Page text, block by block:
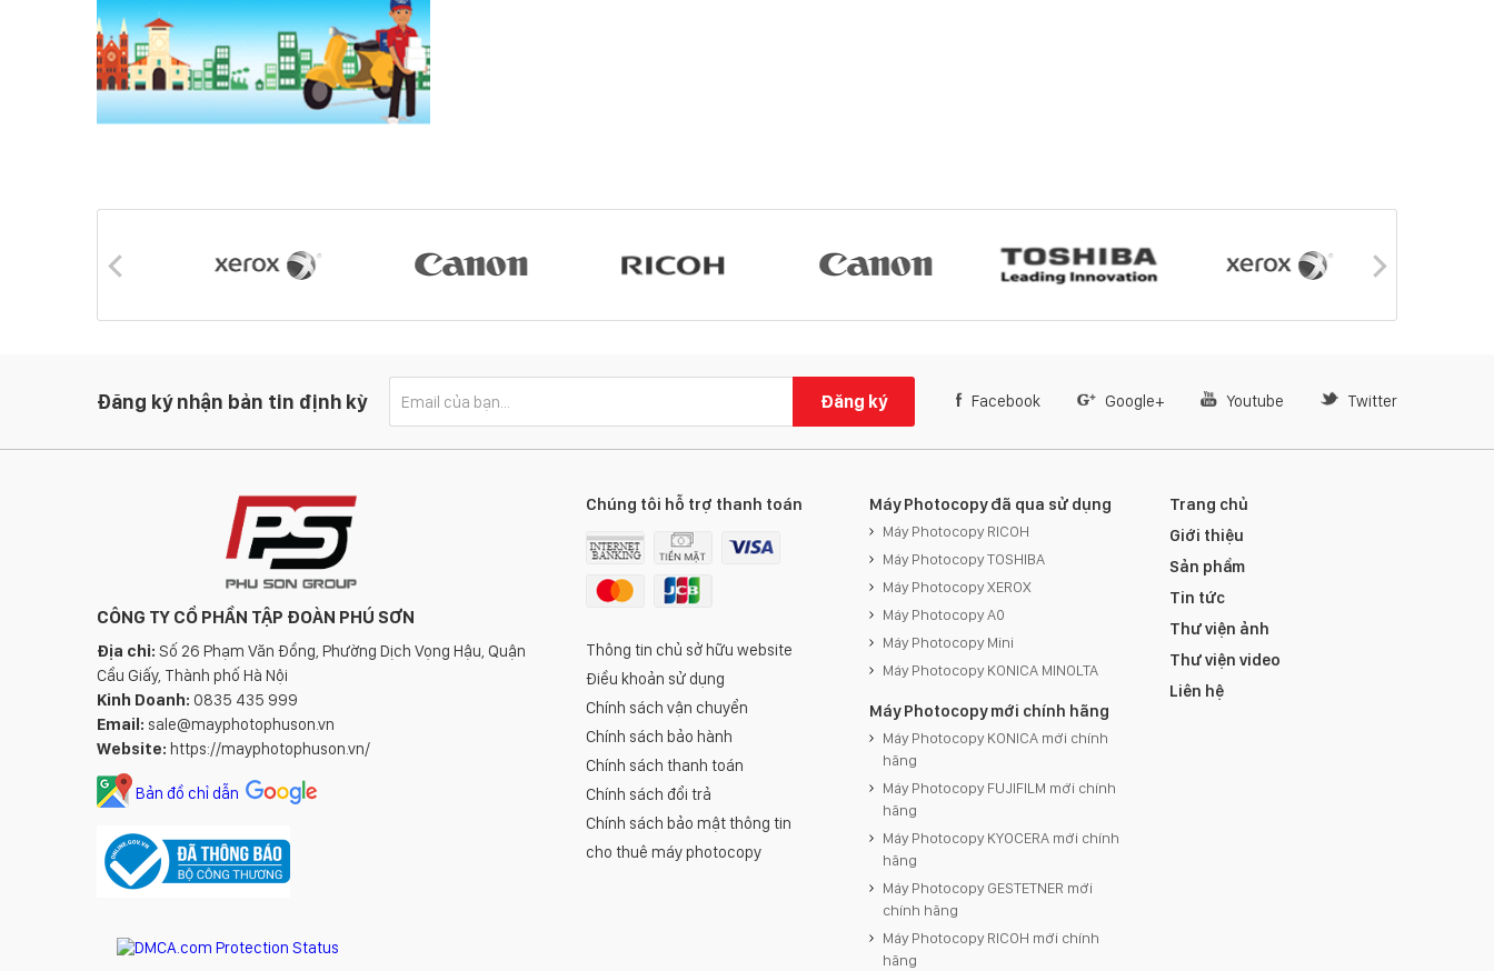
Đăng ký nhận bản tin định kỳ Đăng ký Facebook Google+ Youtube Twitter
CÔNG TY CỔ PHẦN TẬP ĐOÀN PHÚ SƠN
Địa chỉ: Số 26 Phạm Văn Đồng, Phường Dịch Vọng Hậu, Quận
Cầu Giấy, Thành phố Hà Nội
Kinh Doanh: 0835 435 999
Email: sale@mayphotophuson.vn
Website: https://mayphotophuson.vn/
Bản đồ chỉ dẫn
Chúng tôi hỗ trợ thanh toán
Thông tin chủ sở hữu website
Điều khoản sử dụng
Chính sách vận chuyển
Chính sách bảo hành
Chính sách thanh toán
Chính sách đổi trả
Chính sách bảo mật thông tin
cho thuê máy photocopy
Máy Photocopy đã qua sử dụng
Máy Photocopy RICOH
Máy Photocopy TOSHIBA
Máy Photocopy XEROX
Máy Photocopy A0
Máy Photocopy Mini
Máy Photocopy KONICA MINOLTA
Máy Photocopy mới chính hãng
Máy Photocopy KONICA mới chính
hãng
Máy Photocopy FUJIFILM mới chính
hãng
Máy Photocopy KYOCERA mới chính
hãng
Máy Photocopy GESTETNER mới
chính hãng
Máy Photocopy RICOH mới chính
hãng
Trang chủ
Giới thiệu
Sản phẩm
Tin tức
Thư viện ảnh
Thư viện video
Liên hệ